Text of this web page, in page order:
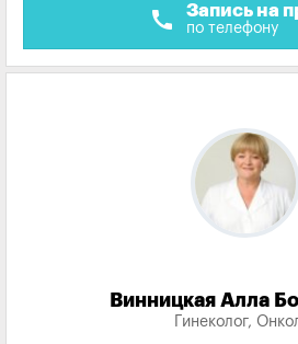
call Запись на
по телефону
Винницкая Алла
Гинеколог,